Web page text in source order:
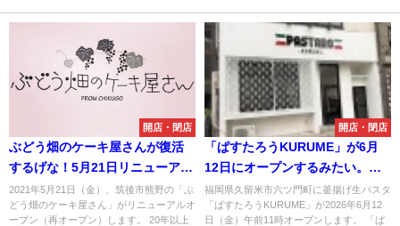
開店・閉店
ぶどう畑のケーキ屋さんが復活
するげな！5月21日リニューアル
オープン【筑後市】
2021年5月21日（金）、筑後市熊野の「ぶ
どう畑のケーキ屋さん」がリニューアルオ
ープン（再オープン）します。 20年以上
開店・閉店
「ぱすたろうKURUME」が6月
12日にオープンするみたい。釜
揚げ生パスタの店（久留米市）
福岡県久留米市六ツ門町に釜揚げ生パスタ
「ぱすたろうKURUME」が2026年6月12
日（金）午前11時オープンします。 「ぱ